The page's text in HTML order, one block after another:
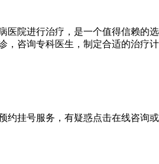
院进行治疗，是一个值得信赖的
咨询专科医生，制定合适的治疗计
约挂号服务，有疑惑点击在线咨询